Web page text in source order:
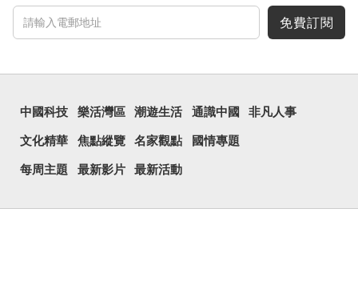
代甲骨文，古字形從三口，
表示眾多。《說文解...
免費訂閱
中國科技 樂活灣區 潮遊生活 通識中國 非凡人事
文化精華 焦點縱覽 名家觀點 國情專題
每周主題 最新影片 最新活動